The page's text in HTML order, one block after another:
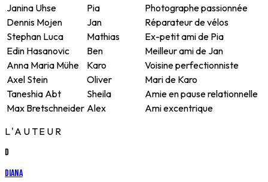
Janina Uhse
Pia
Photographe passionnée
Dennis Mojen
Jan
Réparateur de vélos
Stephan Luca
Mathias
Ex-petit ami de Pia
Edin Hasanovic
Ben
Meilleur ami de Jan
Anna Maria Mühe
Karo
Voisine perfectionniste
Axel Stein
Oliver
Mari de Karo
Taneshia Abt
Sheila
Amie en pause relationnelle
Max Bretschneider Alex
Ami excentrique
L'AUTEUR
D
Diana